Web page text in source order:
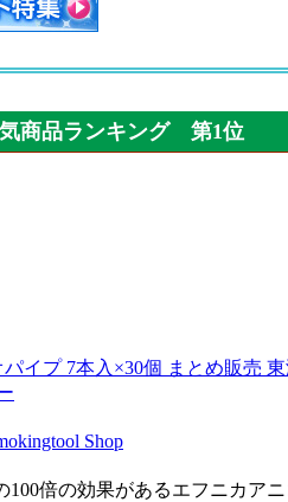
商品ランキング 第1位
パイプ 7本入×30個 まとめ販売
Shop
100倍の効果があるエフニカア